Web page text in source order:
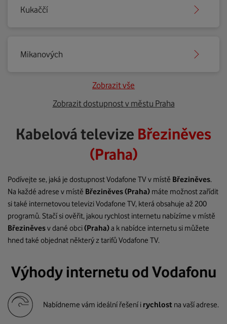
Kukaččí
Mikanových
Zobrazit vše
Zobrazit dostupnost v městu Praha
Kabelová televize Březiněves
(Praha)
Podívejte se, jaká je dostupnost Vodafone TV v místě Březiněves.
Na každé adrese v místě Březiněves(Praha) máte možnost zařídit
si také internetovou televizi Vodafone TV, která obsahuje až 200
programů. Stačí si ověřit, jakou rychlost internetu nabízíme v místě
Březiněvesv dané obci(Praha)a k nabídce internetu si můžete
hned také objednat některý z tarifů Vodafone TV.
Výhody internetu od Vodafonu
Nabídneme vám ideální řešení i rychlost na vaší adrese.